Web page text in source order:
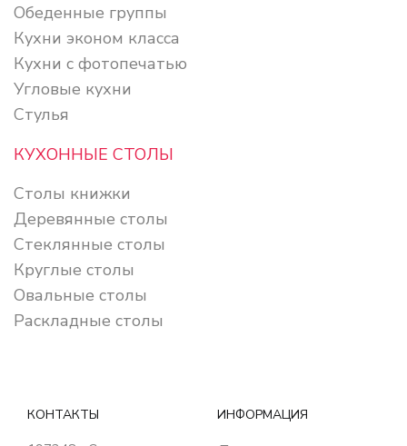
Обеденные группы
Кухни эконом класса
Кухни с фотопечатью
Угловые кухни
Стулья
КУХОННЫЕ СТОЛЫ
Столы книжки
Деревянные столы
Стеклянные столы
Круглые столы
Овальные столы
Раскладные столы
КОНТАКТЫ ИНФОРМАЦИЯ